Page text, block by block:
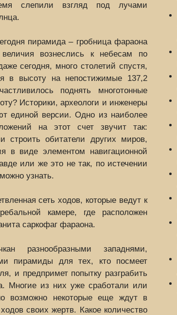
слепили взгляд под лучами
пирамида – гробница фараона
вознеслись к небесам по
сегодня, много столетий спустя,
в высоту на непостижимые 137,2
поднять многотонные
Историки, археологи и инженеры
единой версии. Одно из наиболее
на этот счет звучит так:
строить обитатели других миров,
в виде элементом навигационной
или же это не так, по истечении
узнать.
сеть ходов, которые ведут к
камере, где расположен
саркофаг фараона.
разнообразными западнями,
пирамиды для тех, кто посмеет
и предпримет попытку разграбить
Многие из них уже сработали или
возможно некоторые еще ждут в
своих жертв. Какое количество